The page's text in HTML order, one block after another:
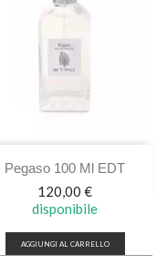
Pegaso 100 Ml EDT
Prezzo
120,00 €
disponibile
AGGIUNGI AL CARRELLO